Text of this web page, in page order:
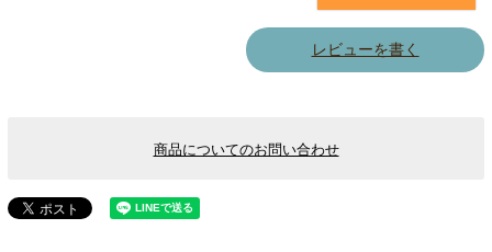
レビューを書く
商品についてのお問い合わせ